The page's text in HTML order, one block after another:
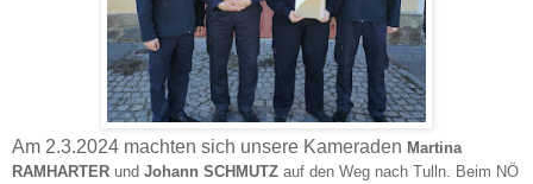
Am 2.3.2024 machten sich unsere Kameraden Martina
RAMHARTER und Johann SCHMUTZ auf den Weg nach Tulln. Beim NÖ